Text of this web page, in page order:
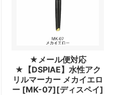
★メール便対応
★【DSPIAE】水性アク
リルマーカー メカイエロ
ー [MK-07][ディスペイ]